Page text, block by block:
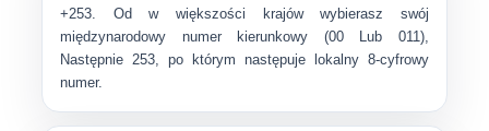
+253. Od w większości krajów wybierasz swój
międzynarodowy numer kierunkowy (00Lub 011),
Następnie253, po którym następuje lokalny 8-cyfrowy
numer.